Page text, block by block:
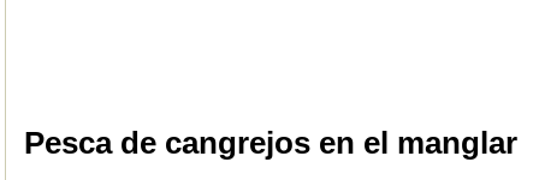
Pesca de cangrejos en el manglar